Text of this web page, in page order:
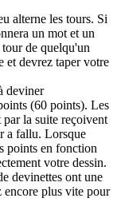
alterne les tours. Si
un mot et un
de quelqu'un
et devrez taper votre
deviner
(60 points). Les
la suite reçoivent
a fallu. Lorsque
points en fonction
votre dessin.
devinettes ont une
encore plus vite pour